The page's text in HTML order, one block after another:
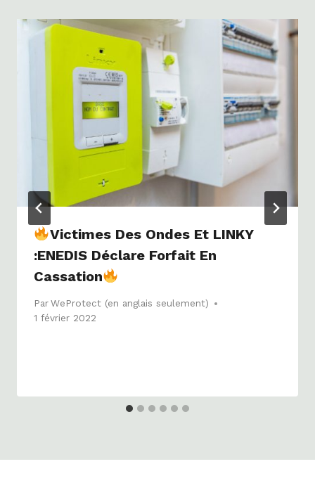
Victimes Des Ondes Et LINKY
:ENEDIS Déclare Forfait En
Cassation
ParWeProtect (en anglais seulement)
1 février 2022